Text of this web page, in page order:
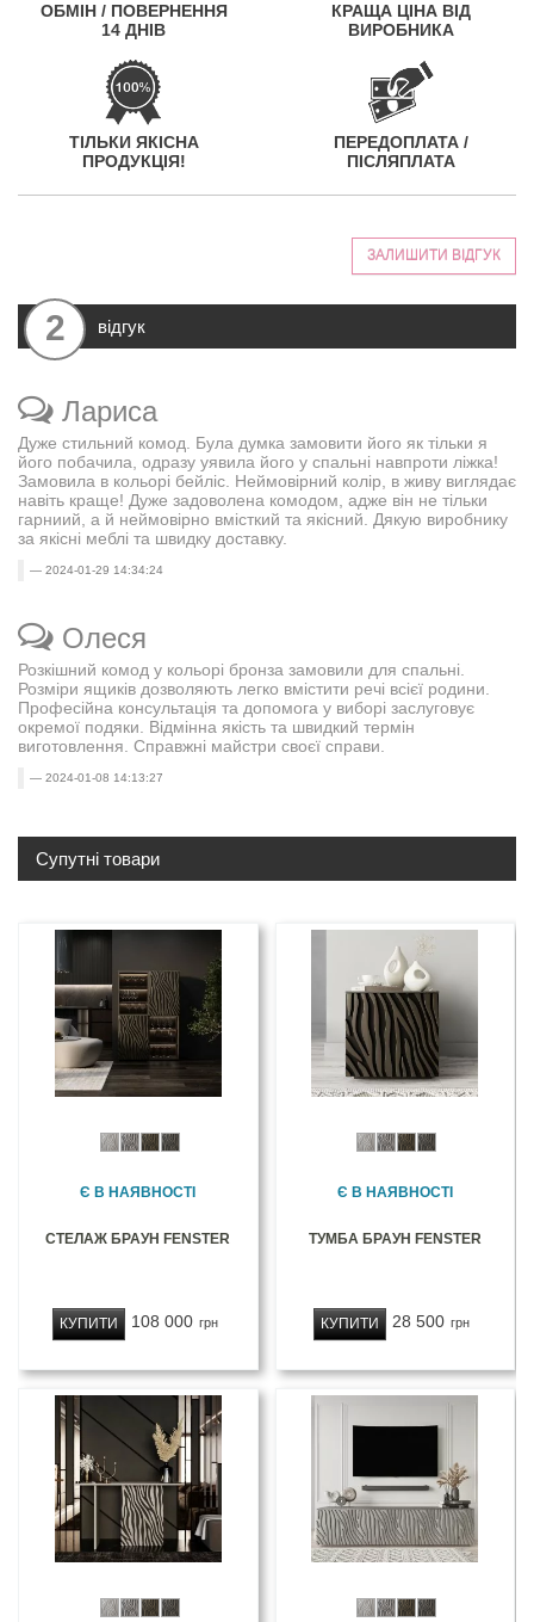
ОБМІН / ПОВЕРНЕННЯ
14 ДНІВ
КРАЩА ЦІНА ВІД
ВИРОБНИКА
ТІЛЬКИ ЯКІСНА
ПРОДУКЦІЯ!
ПЕРЕДОПЛАТА /
ПІСЛЯПЛАТА
ЗАЛИШИТИ ВІДГУК
2 відгук
Лариса
Дуже стильний комод. Була думка замовити його як тільки я
його побачила, одразу уявила його у спальні навпроти ліжка!
Замовила в кольорі бейліс. Неймовірний колір, в живу виглядає
навіть краще! Дуже задоволена комодом, адже він не тільки
гарниий, а й неймовірно вмісткий та якісний. Дякую виробнику
за якісні меблі та швидку доставку.
2024-01-29 14:34:24
Олеся
Розкішний комод у кольорі бронза замовили для спальні.
Розміри ящиків дозволяють легко вмістити речі всієї родини.
Професійна консультація та допомога у виборі заслуговує
окремої подяки. Відмінна якість та швидкий термін
виготовлення. Справжні майстри своєї справи.
2024-01-08 14:13:27
Супутні товари
Є В НАЯВНОСТІ
СТЕЛАЖ БРАУН FENSTER
108 000 грн
КУПИТИ
Є В НАЯВНОСТІ
ТУМБА БРАУН FENSTER
28 500 грн
КУПИТИ